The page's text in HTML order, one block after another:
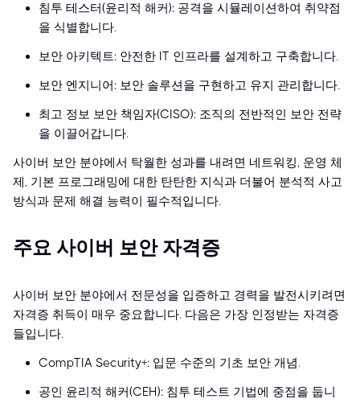
침투 테스터(윤리적 해커): 공격을 시뮬레이션하여 취약점
을 식별합니다.
보안 아키텍트: 안전한 IT 인프라를 설계하고 구축합니다.
보안 엔지니어: 보안 솔루션을 구현하고 유지 관리합니다.
최고 정보 보안 책임자(CISO): 조직의 전반적인 보안 전략
을 이끌어갑니다.
사이버 보안 분야에서 탁월한 성과를 내려면 네트워킹, 운영 체
제, 기본 프로그래밍에 대한 탄탄한 지식과 더불어 분석적 사고
방식과 문제 해결 능력이 필수적입니다.
주요 사이버 보안 자격증
사이버 보안 분야에서 전문성을 입증하고 경력을 발전시키려면
자격증 취득이 매우 중요합니다. 다음은 가장 인정받는 자격증
들입니다.
CompTIA Security+: 입문 수준의 기초 보안 개념.
공인 윤리적 해커(CEH): 침투 테스트 기법에 중점을 둡니